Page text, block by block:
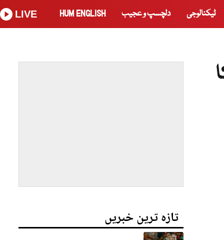
ٹیکنالوجی دلچسپ و عجیب HUM ENGLISH
LIVE
تازہ ترین خبریں